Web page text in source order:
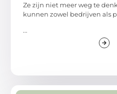
Ze zijn niet meer weg te
kunnen zowel bedrijven als
...